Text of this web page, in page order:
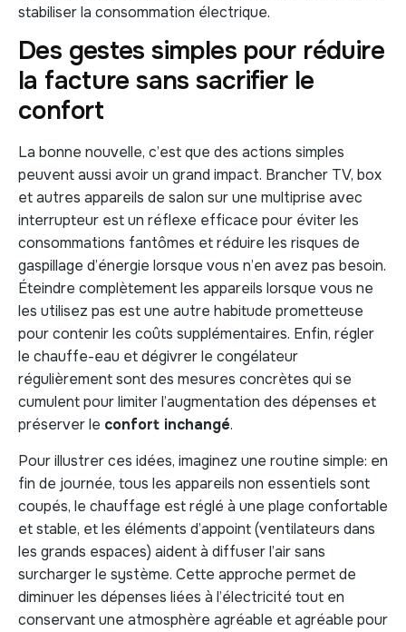
stabiliser la consommation électrique.
Des gestes simples pour réduire
la facture sans sacrifier le
confort
La bonne nouvelle, c’est que des actions simples
peuvent aussi avoir un grand impact. Brancher TV, box
et autres appareils de salon sur une multiprise avec
interrupteur est un réflexe efficace pour éviter les
consommations fantômes et réduire les risques de
gaspillage d’énergie lorsque vous n’en avez pas besoin.
Éteindre complètement les appareils lorsque vous ne
les utilisez pas est une autre habitude prometteuse
pour contenir les coûts supplémentaires. Enfin, régler
le chauffe-eau et dégivrer le congélateur
régulièrement sont des mesures concrètes qui se
cumulent pour limiter l’augmentation des dépenses et
préserver le confort inchangé.
Pour illustrer ces idées, imaginez une routine simple: en
fin de journée, tous les appareils non essentiels sont
coupés, le chauffage est réglé à une plage confortable
et stable, et les éléments d’appoint (ventilateurs dans
les grands espaces) aident à diffuser l’air sans
surcharger le système. Cette approche permet de
diminuer les dépenses liées à l’électricité tout en
conservant une atmosphère agréable et agréable pour